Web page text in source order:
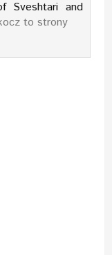
Sveshtari and
to strony